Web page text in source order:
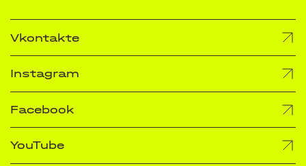
Vkontakte
Instagram
Facebook
YouTube